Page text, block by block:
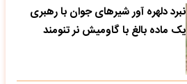
نبرد دلهره آور شیرهای جوان با رهبری
یک ماده بالغ با گاومیش نر تنومند